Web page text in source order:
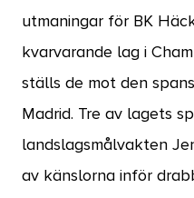
utmaningar för BK
kvarvarande lag i
ställs de mot den
Madrid. Tre av lagets
landslagsmålvakten
av känslorna inför